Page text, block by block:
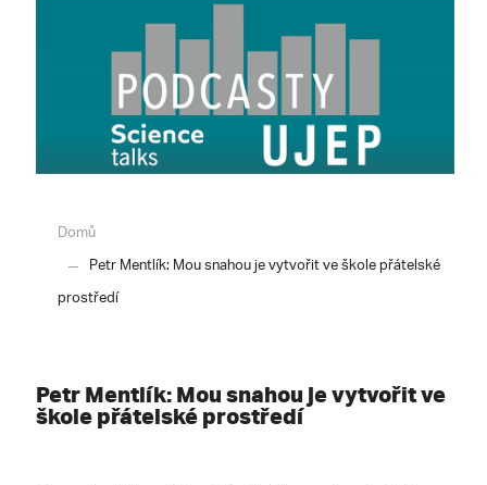
Domů
Petr Mentlík: Mou snahou je vytvořit ve škole přátelské
prostředí
Petr Mentlík: Mou snahou je vytvořit ve
škole přátelské prostředí